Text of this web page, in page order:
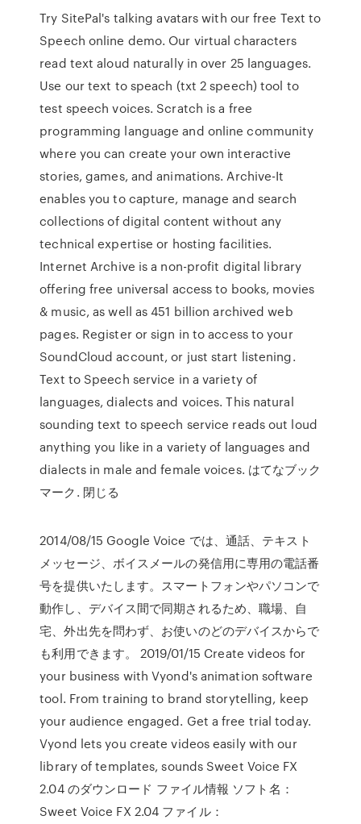
Try SitePal's talking avatars with our free Text to
Speech online demo. Our virtual characters
read text aloud naturally in over 25 languages.
Use our text to speach (txt 2 speech) tool to
test speech voices. Scratch is a free
programming language and online community
where you can create your own interactive
stories, games, and animations. Archive-It
enables you to capture, manage and search
collections of digital content without any
technical expertise or hosting facilities.
Internet Archive is a non-profit digital library
offering free universal access to books, movies
& music, as well as 451 billion archived web
pages. Register or sign in to access to your
SoundCloud account, or just start listening.
Text to Speech service in a variety of
languages, dialects and voices. This natural
sounding text to speech service reads out loud
anything you like in a variety of languages and
dialects in male and female voices. はてなブック
マーク. 閉じる
2014/08/15 Google Voice では、通話、テキスト
メッセージ、ボイスメールの発信用に専用の電話番
号を提供いたします。スマートフォンやパソコンで
動作し、デバイス間で同期されるため、職場、自
宅、外出先を問わず、お使いのどのデバイスからで
も利用できます。 2019/01/15 Create videos for
your business with Vyond's animation software
tool. From training to brand storytelling, keep
your audience engaged. Get a free trial today.
Vyond lets you create videos easily with our
library of templates, sounds Sweet Voice FX
2.04 のダウンロード ファイル情報 ソフト名：
Sweet Voice FX 2.04 ファイル：